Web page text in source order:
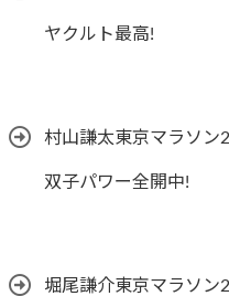
ヤクルト最高!
村山謙太東京マラソン
双子パワー全開中!
堀尾謙介東京マラソン